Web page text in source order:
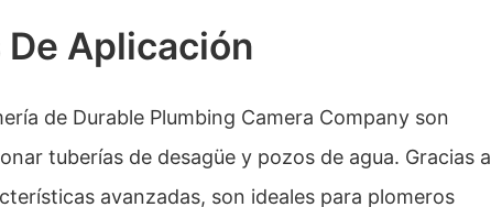
De Aplicación
de Durable Plumbing Camera Company son
tuberías de desagüe y pozos de agua. Gracias a
avanzadas, son ideales para plomeros